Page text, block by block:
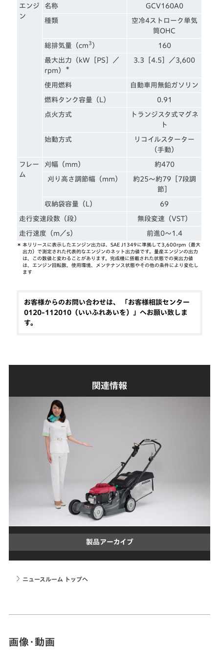
エンジ
ン
名称 GCV160A0
種類
空冷4ストローク単気
筒OHC
総排気量（cm 3 ） 160
最大出力（kW［PS］／
rpm）
＊
3.3［4.5］／3,600
使用燃料 自動車用無鉛ガソリン
燃料タンク容量（L） 0.91
点火方式
トランジスタ式マグネ
ト
始動方式
リコイルスターター
（手動）
フレー
ム
刈幅（mm） 約470
刈り高さ調節幅（mm）
約25〜約79［7段調
節］
収納袋容量（L） 69
走行変速段数（段） 無段変速（VST）
走行速度（m／s） 前進0〜1.4
＊ 本リリースに表示したエンジン出力は、SAE J1349に準拠して3,600rpm（最大
出力）で測定された代表的なエンジンのネット出力値です。量産エンジンの出力
は、この数値と変わることがあります。完成機に搭載された状態での実出力値
は、エンジン回転数、使用環境、メンテナンス状態やその他の条件により変化し
ます
お客様からのお問い合わせは、 「お客様相談センター
0120-112010（いいふれあいを）」へお願い致しま
す。
関連情報
製品アーカイブ
ニュースルーム トップへ
画像・動画